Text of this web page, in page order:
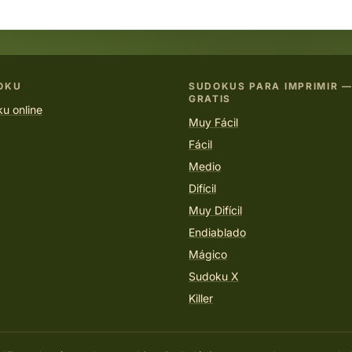
online
SUDOKUS PARA IMPRIMIR
GRATIS
Muy Fácil
Fácil
Medio
Difícil
Muy Difícil
Endiablado
Mágico
Sudoku X
Killer